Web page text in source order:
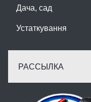
Дача, сад
Устаткування
РАССЫЛКА